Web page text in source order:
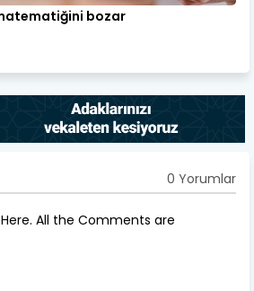
bozar
0 Yorumlar
All the Comments are